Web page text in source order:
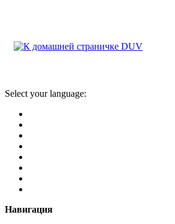
Select your language:
Навигация